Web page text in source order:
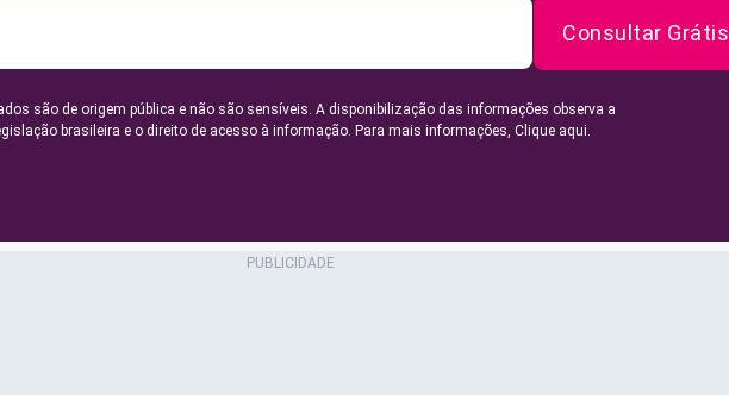
Consultar Grátis
são de origem pública e não são sensíveis. A disponibilização das informações observa a
brasileira e o direito de acesso à informação. Para mais informações, Clique aqui.